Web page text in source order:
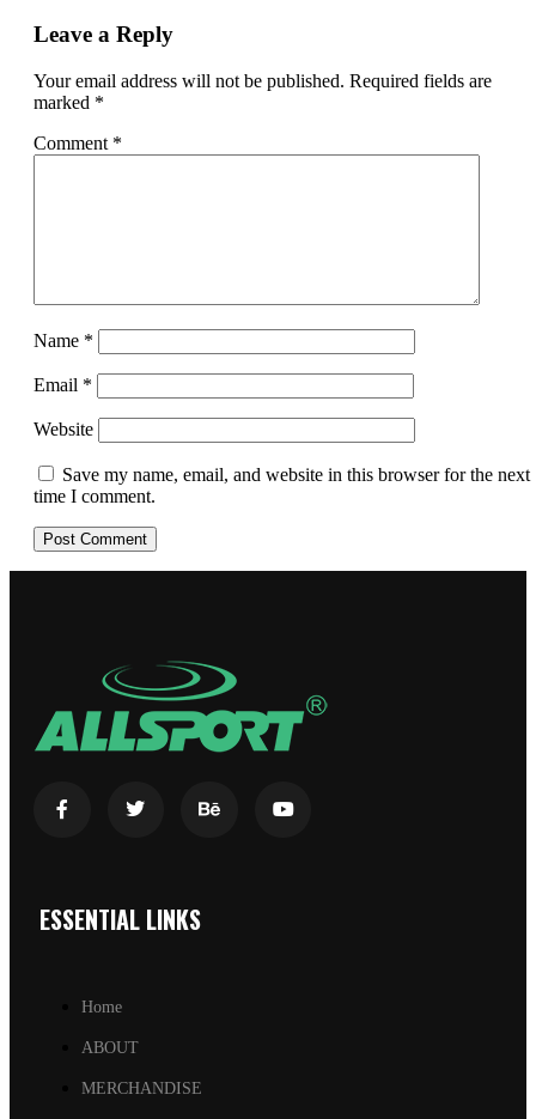
Leave a Reply
Your email address will not be published. Required fields are
marked *
Comment *
Name *
Email *
Website
Save my name, email, and website in this browser for the next
time I comment.
ESSENTIAL LINKS
Home
ABOUT
MERCHANDISE